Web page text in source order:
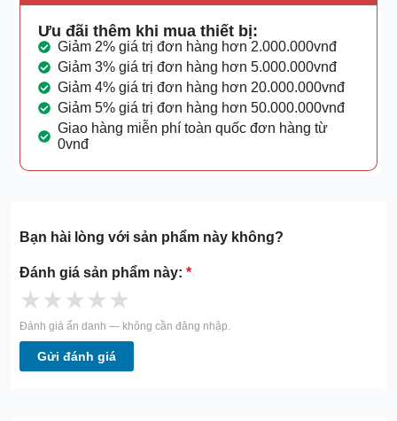
Ưu đãi thêm khi mua thiết bị:
Giảm 2% giá trị đơn hàng hơn 2.000.000vnđ
Giảm 3% giá trị đơn hàng hơn 5.000.000vnđ
Giảm 4% giá trị đơn hàng hơn 20.000.000vnđ
Giảm 5% giá trị đơn hàng hơn 50.000.000vnđ
Giao hàng miễn phí toàn quốc đơn hàng từ
0vnđ
Bạn hài lòng với sản phẩm này không?
Đánh giá sản phẩm này:*
★★★★★
Đánh giá ẩn danh — không cần đăng nhập.
Gửi đánh giá